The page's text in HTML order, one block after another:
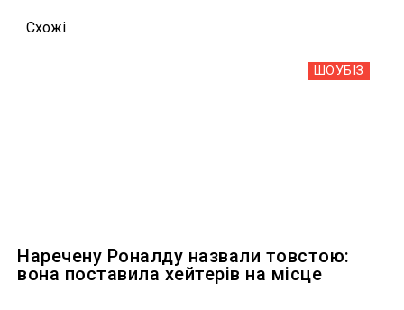
Схожi
ШОУБIЗ
Наречену Роналду назвали товстою:
вона поставила хейтерів на місце